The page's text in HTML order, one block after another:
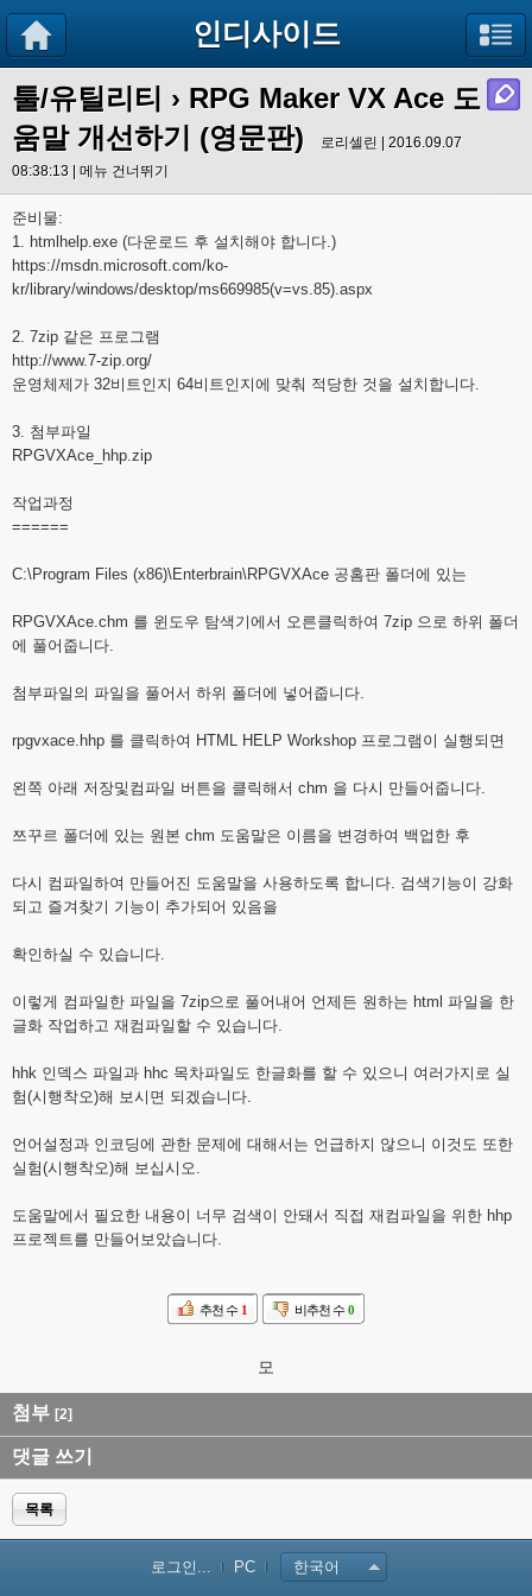
인디사이드
툴/유틸리티 › RPG Maker VX Ace 도
움말 개선하기 (영문판)
로리셀린 | 2016.09.07
08:38:13 | 메뉴 건너뛰기
준비물:
1. htmlhelp.exe (다운로드 후 설치해야 합니다.)
https://msdn.microsoft.com/ko-
kr/library/windows/desktop/ms669985(v=vs.85).aspx
2. 7zip 같은 프로그램
http://www.7-zip.org/
운영체제가 32비트인지 64비트인지에 맞춰 적당한 것을 설치합니다.
3. 첨부파일
RPGVXAce_hhp.zip
작업과정
======
C:\Program Files (x86)\Enterbrain\RPGVXAce 공홈판 폴더에 있는
RPGVXAce.chm 를 윈도우 탐색기에서 오른클릭하여 7zip 으로 하위 폴더
에 풀어줍니다.
첨부파일의 파일을 풀어서 하위 폴더에 넣어줍니다.
rpgvxace.hhp 를 클릭하여 HTML HELP Workshop 프로그램이 실행되면
왼쪽 아래 저장및컴파일 버튼을 클릭해서 chm 을 다시 만들어줍니다.
쯔꾸르 폴더에 있는 원본 chm 도움말은 이름을 변경하여 백업한 후
다시 컴파일하여 만들어진 도움말을 사용하도록 합니다. 검색기능이 강화
되고 즐겨찾기 기능이 추가되어 있음을
확인하실 수 있습니다.
이렇게 컴파일한 파일을 7zip으로 풀어내어 언제든 원하는 html 파일을 한
글화 작업하고 재컴파일할 수 있습니다.
hhk 인덱스 파일과 hhc 목차파일도 한글화를 할 수 있으니 여러가지로 실
험(시행착오)해 보시면 되겠습니다.
언어설정과 인코딩에 관한 문제에 대해서는 언급하지 않으니 이것도 또한
실험(시행착오)해 보십시오.
도움말에서 필요한 내용이 너무 검색이 안돼서 직접 재컴파일을 위한 hhp
프로젝트를 만들어보았습니다.
추천 수 1 비추천 수 0
모
첨부 [2]
댓글 쓰기
목록
로그인... PC 한국어